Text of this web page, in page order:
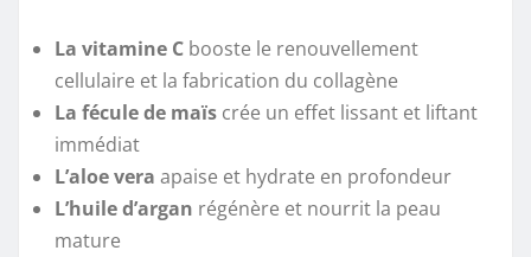
La vitamine C booste le renouvellement
cellulaire et la fabrication du collagène
La fécule de maïs crée un effet lissant et liftant
immédiat
L’aloe vera apaise et hydrate en profondeur
L’huile d’argan régénère et nourrit la peau
mature